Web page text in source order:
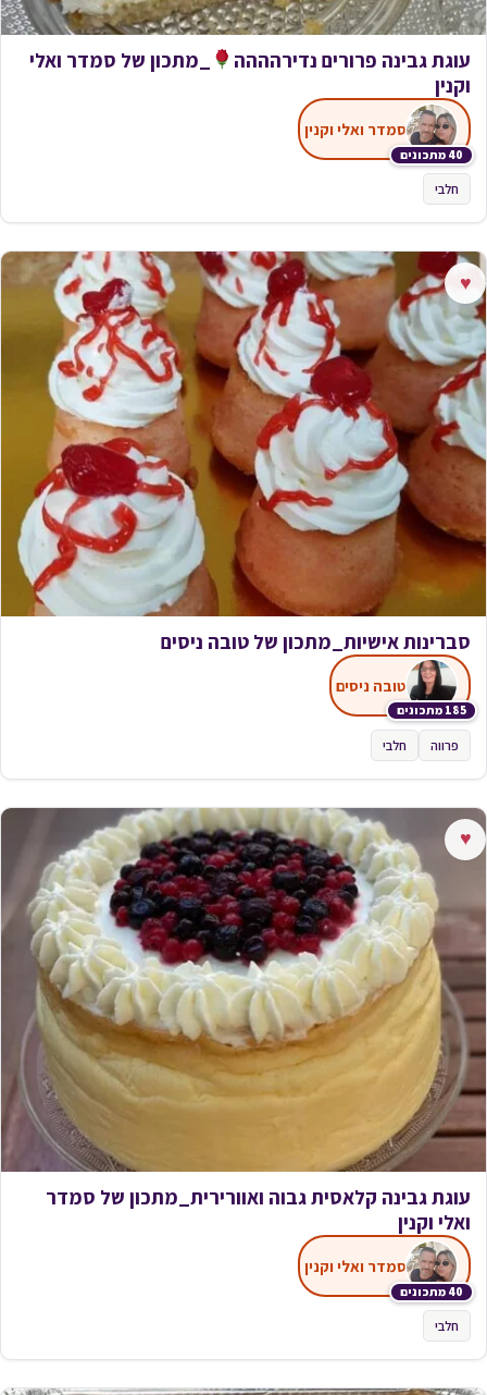
עוגת גבינה פרורים נדירהההה
_מתכון של סמדר ואלי
וקנין
40 מתכונים
סמדר ואלי וקנין
חלבי
♥
סברינות אישיות_מתכון של טובה ניסים
185 מתכונים
טובה ניסים
פרווה חלבי
♥
עוגת גבינה קלאסית גבוה ואוורירית_מתכון של סמדר
ואלי וקנין
40 מתכונים
סמדר ואלי וקנין
חלבי